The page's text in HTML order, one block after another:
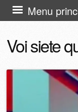
Voi siete
Menu
al
contenuto